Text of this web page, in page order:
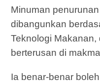
Minuman
dibangunkan
Teknologi
berterusan di
Ia benar-benar